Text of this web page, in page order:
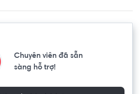
Chuyên viên đã sẵn
sàng hỗ trợ!